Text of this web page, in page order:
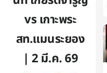
vs เกาะพระ
สท.แมนระยอง
| 2 มี.ค. 69